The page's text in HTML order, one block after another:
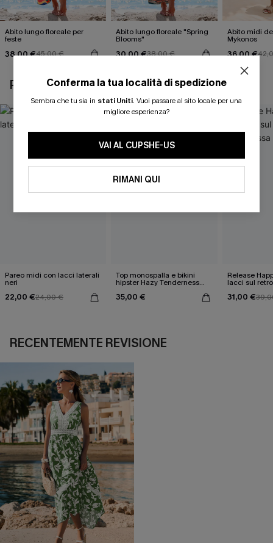
Abito lungo floreale per
feste
38,00 €45,00 €
Abito lungo floreale "Spring
Blooms"
30,00 €38,00 €
Abito midi
Mykonos
36,00 €
POTREBBE INTERESSARTI ANCHE
Pareo midi con lacci laterali
neri
22,00 €24,00 €
Top monospalla e bikini
hipster Hazy Tenderness
35,00 €
Release
lacci sul
31,00 €
RECENTEMENTE REVISIONE
Conferma la tua località di spedizione
Sembra che tu sia in stati Uniti. Vuoi passare al sito locale per una
migliore esperienza?
VAI AL CUPSHE-US
RIMANI QUI